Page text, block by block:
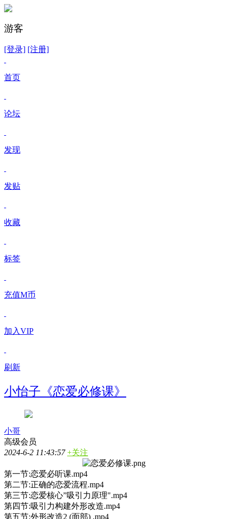
游客
[登录] [注册]
首页
论坛
发现
发贴
收藏
标签
充值M币
加入VIP
刷新
小怡子《恋爱必修课》
小哥
高级会员
2024-6-2 11:43:57 +关注
第一节:恋爱必听课.mp4
第二节:正确的恋爱流程.mp4
第三节:恋爱核心”吸引力原理".mp4
第四节:吸引力构建外形改造.mp4
第五节:外形改造2 (面部) .mp4